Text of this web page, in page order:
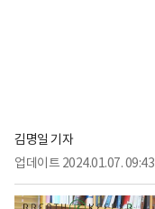
김명일 기자
업데이트 2024.01.07. 09:43